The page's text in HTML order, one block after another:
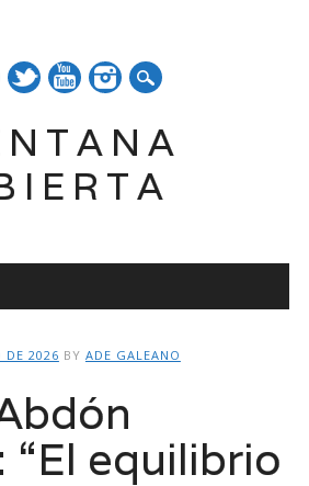
DE 2026 BY ADE GALEANO
“El equilibrio